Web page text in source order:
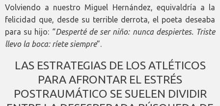
Volviendo a nuestro Miguel Hernández, equivaldría a la
felicidad que, desde su terrible derrota, el poeta deseaba
para su hijo: “Desperté de ser niño: nunca despiertes. Triste
llevo la boca: ríete siempre”.
LAS ESTRATEGIAS DE LOS ATLÉTICOS
PARA AFRONTAR EL ESTRÉS
POSTRAUMÁTICO SE SUELEN DIVIDIR